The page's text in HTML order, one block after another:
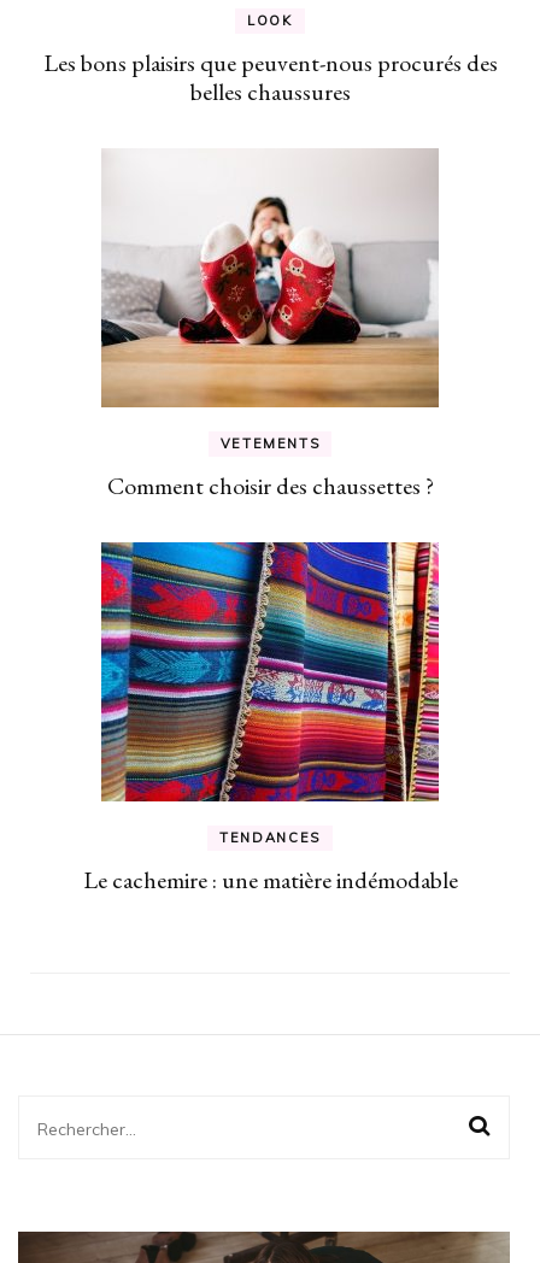
LOOK
Les bons plaisirs que peuvent-nous procurés des
belles chaussures
VETEMENTS
Comment choisir des chaussettes ?
TENDANCES
Le cachemire : une matière indémodable
Rechercher :